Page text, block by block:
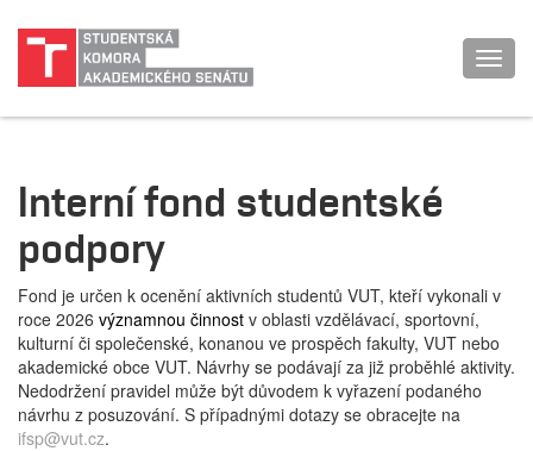
Interní fond studentské
podpory
Fond je určen k ocenění aktivních studentů VUT, kteří vykonali v
roce 2026 významnou činnost v oblasti vzdělávací, sportovní,
kulturní či společenské, konanou ve prospěch fakulty, VUT nebo
akademické obce VUT. Návrhy se podávají za již proběhlé aktivity.
Nedodržení pravidel může být důvodem k vyřazení podaného
návrhu z posuzování. S případnými dotazy se obracejte na
ifsp@vut.cz.